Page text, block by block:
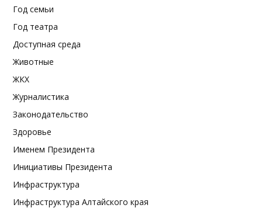
Год семьи
Год театра
Доступная среда
Животные
ЖКХ
Журналистика
Законодательство
Здоровье
Именем Президента
Инициативы Президента
Инфраструктура
Инфраструктура Алтайского края